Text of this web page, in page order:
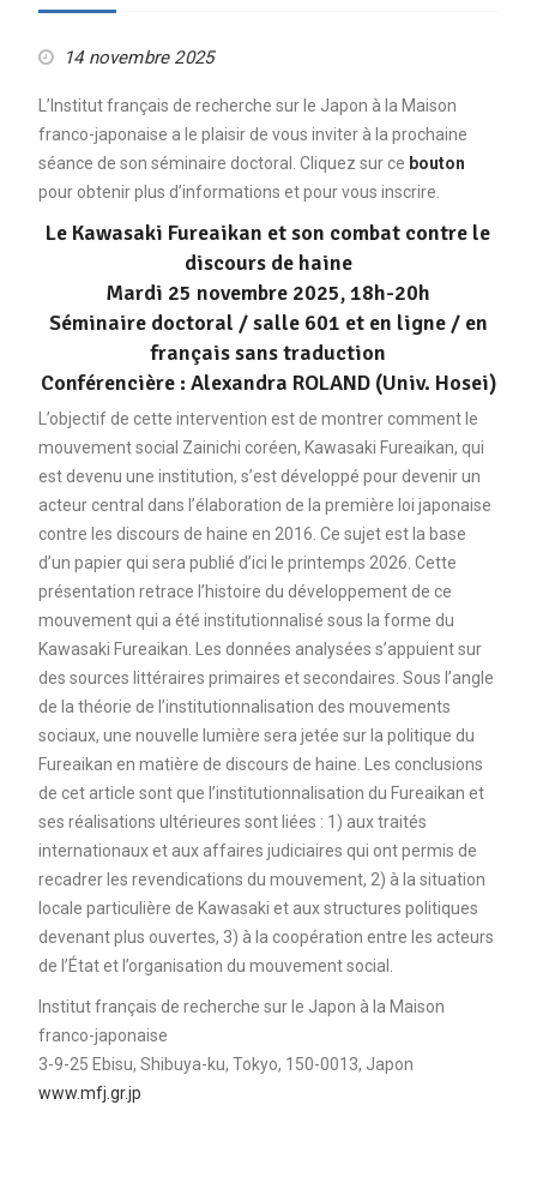
14 novembre 2025
L’Institut français de recherche sur le Japon à la Maison
franco-japonaise a le plaisir de vous inviter à la prochaine
séance de son séminaire doctoral. Cliquez sur ce bouton
pour obtenir plus d’informations et pour vous inscrire.
Le Kawasaki Fureaikan et son combat contre le
discours de haine
Mardi 25 novembre 2025, 18h-20h
Séminaire doctoral / salle 601 et en ligne / en
français sans traduction
Conférencière : Alexandra ROLAND (Univ. Hosei)
L’objectif de cette intervention est de montrer comment le
mouvement social Zainichi coréen, Kawasaki Fureaikan, qui
est devenu une institution, s’est développé pour devenir un
acteur central dans l’élaboration de la première loi japonaise
contre les discours de haine en 2016. Ce sujet est la base
d’un papier qui sera publié d’ici le printemps 2026. Cette
présentation retrace l’histoire du développement de ce
mouvement qui a été institutionnalisé sous la forme du
Kawasaki Fureaikan. Les données analysées s’appuient sur
des sources littéraires primaires et secondaires. Sous l’angle
de la théorie de l’institutionnalisation des mouvements
sociaux, une nouvelle lumière sera jetée sur la politique du
Fureaikan en matière de discours de haine. Les conclusions
de cet article sont que l’institutionnalisation du Fureaikan et
ses réalisations ultérieures sont liées : 1) aux traités
internationaux et aux affaires judiciaires qui ont permis de
recadrer les revendications du mouvement, 2) à la situation
locale particulière de Kawasaki et aux structures politiques
devenant plus ouvertes, 3) à la coopération entre les acteurs
de l’État et l’organisation du mouvement social.
Institut français de recherche sur le Japon à la Maison
franco-japonaise
3-9-25 Ebisu, Shibuya-ku, Tokyo, 150-0013, Japon
www.mfj.gr.jp